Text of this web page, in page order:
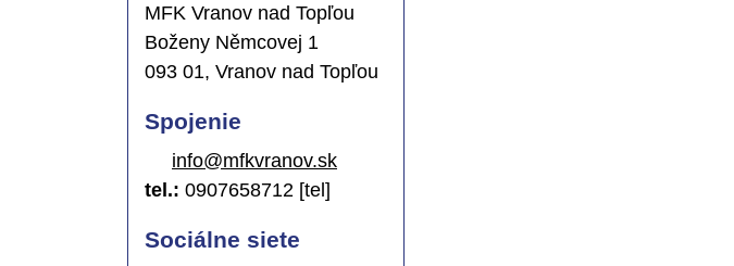
MFK Vranov nad Topľou
Boženy Němcovej 1
093 01, Vranov nad Topľou
Spojenie
info@mfkvranov.sk
tel.: 0907658712 [tel]
Sociálne siete